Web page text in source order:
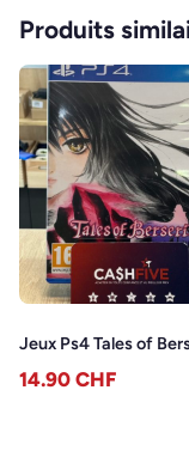
Produits
Jeux Ps4 Tales of
14.90 CHF